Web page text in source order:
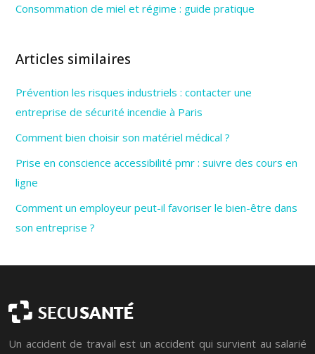
Consommation de miel et régime : guide pratique
Articles similaires
Prévention les risques industriels : contacter une
entreprise de sécurité incendie à Paris
Comment bien choisir son matériel médical ?
Prise en conscience accessibilité pmr : suivre des cours en
ligne
Comment un employeur peut-il favoriser le bien-être dans
son entreprise ?
Un accident de travail est un accident qui survient au salarié